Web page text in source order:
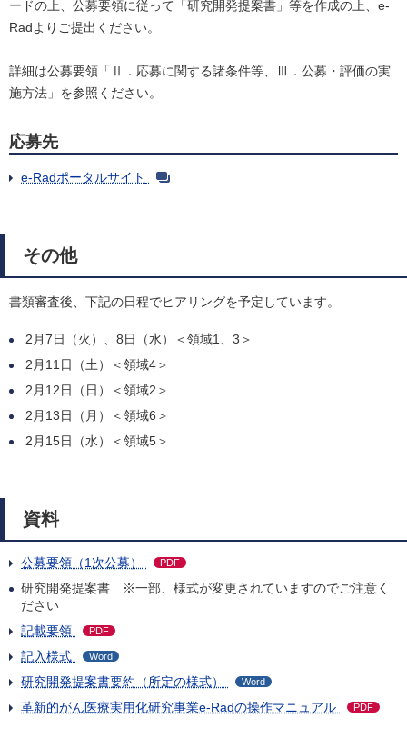
ードの上、公募要領に従って「研究開発提案書」等を作成の上、e-
Radよりご提出ください。
詳細は公募要領「Ⅱ．応募に関する諸条件等、Ⅲ．公募・評価の実
施方法」を参照ください。
応募先
e-Radポータルサイト
その他
書類審査後、下記の日程でヒアリングを予定しています。
2月7日（火）、8日（水）＜領域1、3＞
2月11日（土）＜領域4＞
2月12日（日）＜領域2＞
2月13日（月）＜領域6＞
2月15日（水）＜領域5＞
資料
公募要領（1次公募） PDF
研究開発提案書 ※一部、様式が変更されていますのでご注意く
ださい
記載要領
PDF
記入様式 Word
研究開発提案書要約（所定の様式） Word
革新的がん医療実用化研究事業e-Radの操作マニュアル PDF